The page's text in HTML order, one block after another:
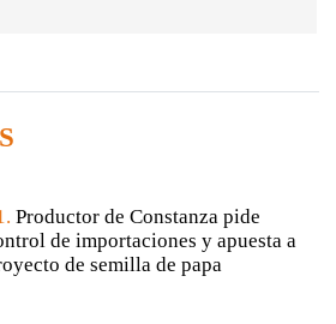
Productor de Constanza pide
de importaciones y apuesta a
de semilla de papa